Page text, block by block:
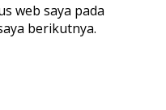
web saya pada
berikutnya.